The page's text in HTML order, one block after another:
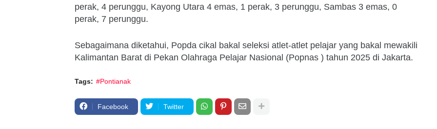
perak, 4 perunggu, Kayong Utara 4 emas, 1 perak, 3 perunggu, Sambas 3 emas, 0
perak, 7 perunggu.
Sebagaimana diketahui, Popda cikal bakal seleksi atlet-atlet pelajar yang bakal mewakili
Kalimantan Barat di Pekan Olahraga Pelajar Nasional (Popnas ) tahun 2025 di Jakarta.
Tags: #Pontianak
Facebook Twitter